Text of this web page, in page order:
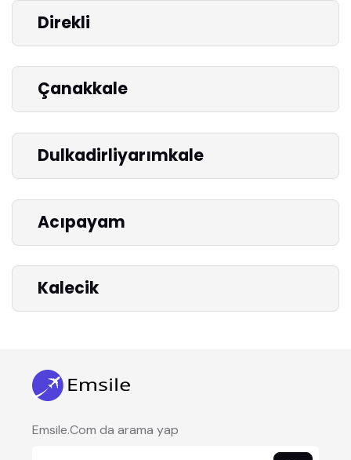
Direkli
Çanakkale
Dulkadirliyarımkale
Acıpayam
Kalecik
Emsile.Com da arama yap